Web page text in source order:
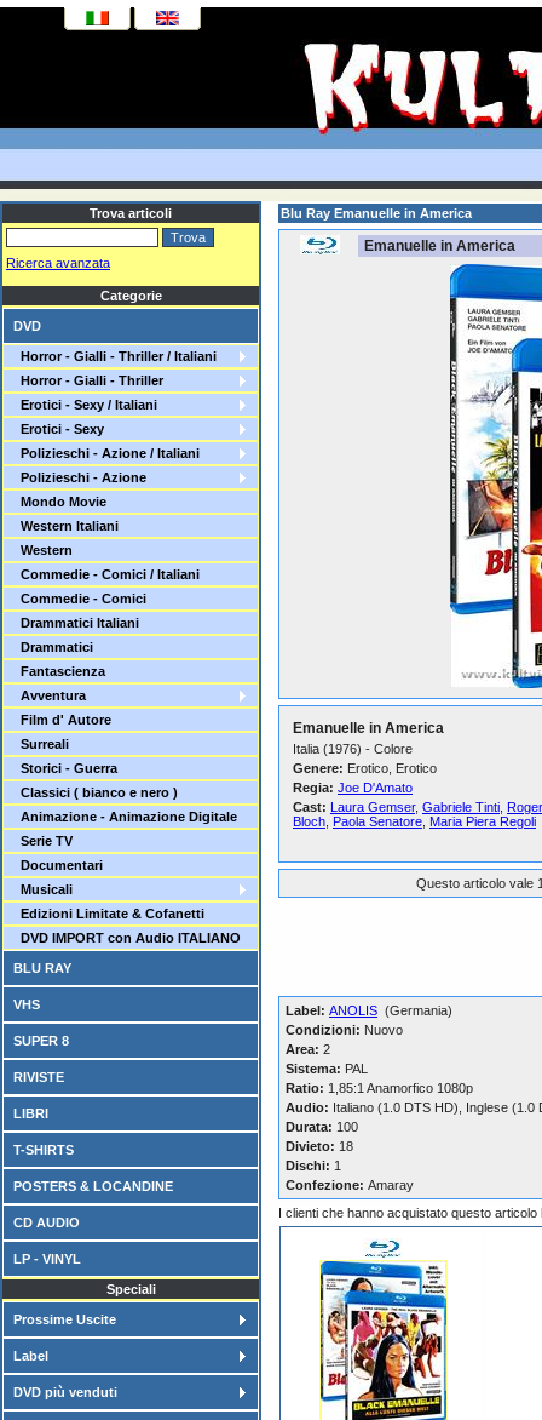
Trova articoli
Ricerca avanzata
Categorie
DVD
Horror - Gialli - Thriller / Italiani
Horror - Gialli - Thriller
Erotici - Sexy / Italiani
Erotici - Sexy
Polizieschi - Azione / Italiani
Polizieschi - Azione
Mondo Movie
Western Italiani
Western
Commedie - Comici / Italiani
Commedie - Comici
Drammatici Italiani
Drammatici
Fantascienza
Avventura
Film d' Autore
Surreali
Storici - Guerra
Classici ( bianco e nero )
Animazione - Animazione Digitale
Serie TV
Documentari
Musicali
Edizioni Limitate & Cofanetti
DVD IMPORT con Audio ITALIANO
BLU RAY
VHS
SUPER 8
RIVISTE
LIBRI
T-SHIRTS
POSTERS & LOCANDINE
CD AUDIO
LP - VINYL
Speciali
Prossime Uscite
Label
DVD più venduti
Blu Ray Emanuelle in America
Emanuelle in America
Emanuelle in America
Italia (1976) - Colore
Genere: Erotico, Erotico
Regia: Joe D'Amato
Cast: Laura Gemser, Gabriele Tinti
Bloch Paola Senatore Maria Piera Regoli
Questo articolo vale
Label: ANOLIS (Germania)
Condizioni: Nuovo
Area: 2
Sistema: PAL
Ratio: 1,85:1 Anamorfico 1080p
Audio: Italiano (1.0 DTS HD), Inglese
Durata: 100
Divieto: 18
Dischi: 1
Confezione: Amaray
I clienti che hanno acquistato questo